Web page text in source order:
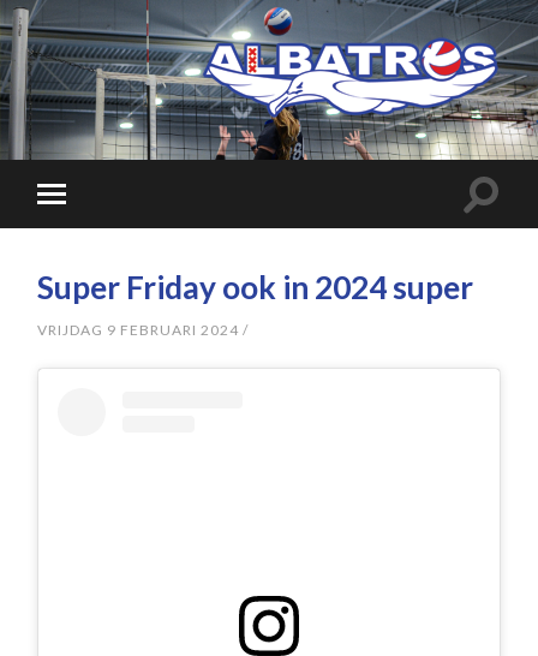
Super Friday ook in 2024 super
VRIJDAG 9 FEBRUARI 2024 /